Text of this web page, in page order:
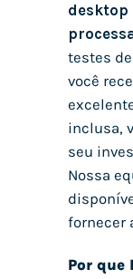
desktop
testes
você
inclusa,
seu
Nossa
fornecer
Por que